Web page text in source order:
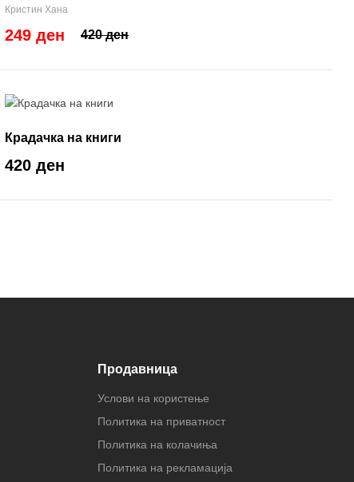
Кристин Хана
420 ден
249 ден
Крадачка на книги
420 ден
Продавница
Услови на користење
Политика на приватност
Политика на колачиња
Политика на рекламација